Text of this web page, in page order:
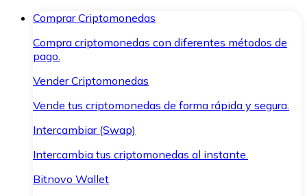
Comprar Criptomonedas
Compra criptomonedas con diferentes métodos de
pago.
Vender Criptomonedas
Vende tus criptomonedas de forma rápida y segura.
Intercambiar (Swap)
Intercambia tus criptomonedas al instante.
Bitnovo Wallet